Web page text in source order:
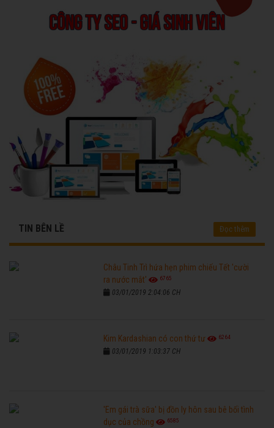
TIN BÊN LỀ Đọc thêm
Châu Tinh Trì hứa hẹn phim chiếu Tết 'cười
ra nước mắt'
6765
03/01/2019 2:04:06 CH
Kim Kardashian có con thứ tư 6264
03/01/2019 1:03:37 CH
'Em gái trà sữa' bị đồn ly hôn sau bê bối tình
dục của chồng
6585